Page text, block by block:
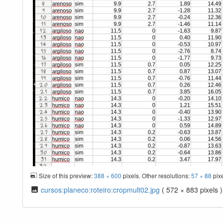
Size of this preview:388 × 600 pixels. Other resolutions:57 × 88
cursos:planeco:roteiro:cropmult02.jpg ( 572 × 883 pixels )